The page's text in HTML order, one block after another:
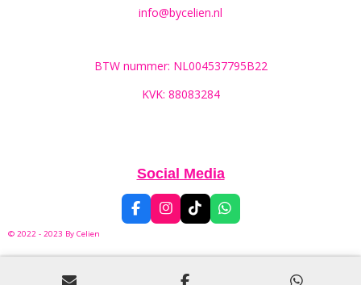
info@bycelien.nl
BTW nummer: NL004537795B22
KVK: 88083284
Social Media
F
a
e
I
n
t
T
i
T
W
h
t
© 2022 - 2023 By Celien